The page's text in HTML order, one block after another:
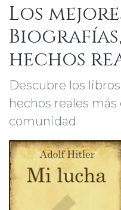
Los
hechos
Descubre los
hechos reales
comunidad